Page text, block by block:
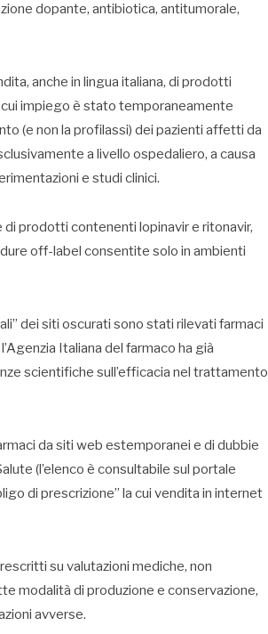
dopante, antibiotica, antitumorale,
anche in lingua italiana, di prodotti
cui impiego è stato temporaneamente
(e non la profilassi) dei pazienti affetti da
a livello ospedaliero, a causa
e studi clinici.
prodotti contenenti lopinavir e ritonavir,
off-label consentite solo in ambienti
dei siti oscurati sono stati rilevati farmaci
Italiana del farmaco ha già
scientifiche sull’efficacia nel trattamento
da siti web estemporanei e di dubbie
(l’elenco è consultabile sul portale
di prescrizione” la cui vendita in internet
su valutazioni mediche, non
modalità di produzione e conservazione,
avverse.